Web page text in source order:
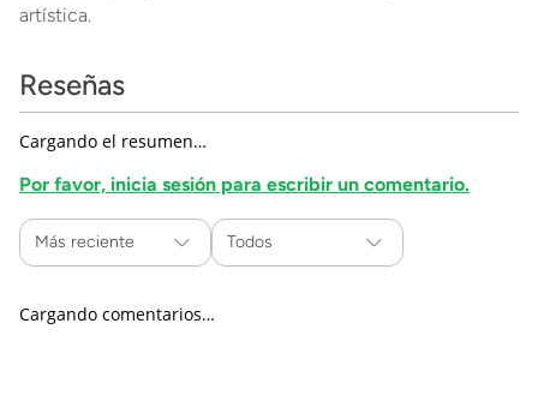
artística.
Reseñas
Cargando el resumen…
Por favor, inicia sesión para escribir un comentario.
Más reciente Todos
Cargando comentarios…